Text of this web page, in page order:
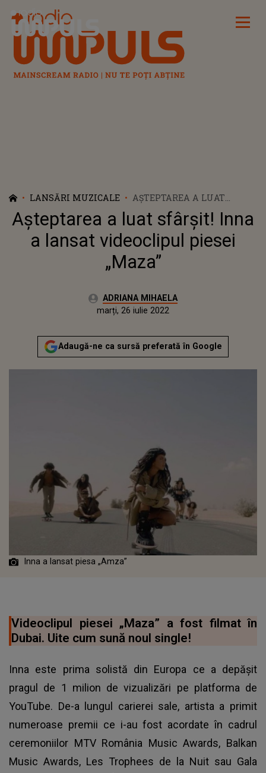
Radio Impuls
LANSĂRI MUZICALE
AȘTEPTAREA A LUAT
SFÂRȘIT! INNA A LANSAT
VIDEOCLIPUL PIESEI
„MAZA”
Așteptarea a luat sfârșit! Inna
a lansat videoclipul piesei
„Maza”
Autor:ADRIANA MIHAELA
Actualizat:
marți, 26 iulie 2022
Adaugă-ne ca sursă preferată în Google
Inna a lansat piesa „Amza”
Videoclipul piesei „Maza” a fost filmat în
Dubai. Uite cum sună noul single!
Inna este prima solistă din Europa ce a depășit
pragul de 1 milion de vizualizări pe platforma de
YouTube. De-a lungul carierei sale, artista a primit
numeroase premii ce i-au fost acordate în cadrul
ceremoniilor MTV România Music Awards, Balkan
Music Awards, Les Trophees de la Nuit sau Gala